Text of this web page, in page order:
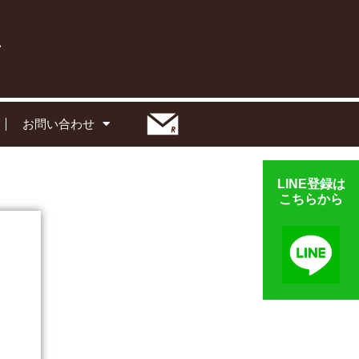
お問い合わせ
LINE登録は
こちらから